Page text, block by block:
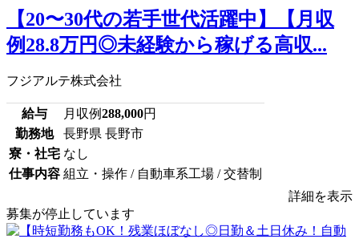
【20〜30代の若手世代活躍中】【月収
例28.8万円◎未経験から稼げる高収...
フジアルテ株式会社
給与 月収例288,000円
勤務地
長野県 長野市
寮・社宅 なし
仕事内容 組立・操作 / 自動車系工場 / 交替制
詳細を表示
募集が停止しています